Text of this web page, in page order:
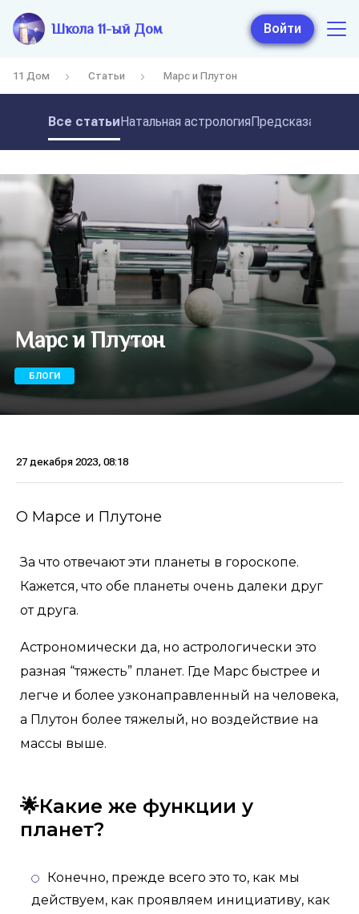
Школа 11-ый Дом Войти
11 Дом Статьи Марс и Плутон
Все статьиНатальная астрология
Марс и Плутон
БЛОГИ
27 декабря 2023, 08:18
О Марсе и Плутоне
За что отвечают эти планеты в гороскопе.
Кажется, что обе планеты очень далеки друг
от друга.
Астрономически да, но астрологически это
разная “тяжесть” планет. Где Марс быстрее и
легче и более узконаправленный на человека,
а Плутон более тяжелый, но воздействие на
массы выше.
🌟Какие же функции у
планет?
Конечно, прежде всего это то, как мы
действуем, как проявляем инициативу, как